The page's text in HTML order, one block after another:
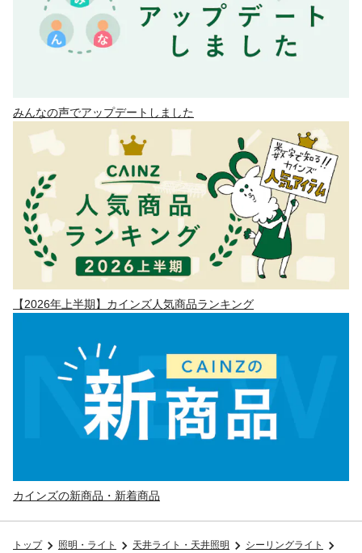
みんなの声でアップデートしました
【2026年上半期】カインズ人気商品ランキング
カインズの新商品・新着商品
トップ 照明・ライト 天井ライト・天井照明
シーリングライト